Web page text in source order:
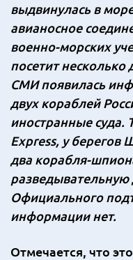
выдвинулась в
авианосное
военно-морских
посетит несколько
СМИ появилась
двух кораблей
иностранные суда.
Express, у
два корабля-
разведывательную
Официального
информации нет.
Отмечается, что